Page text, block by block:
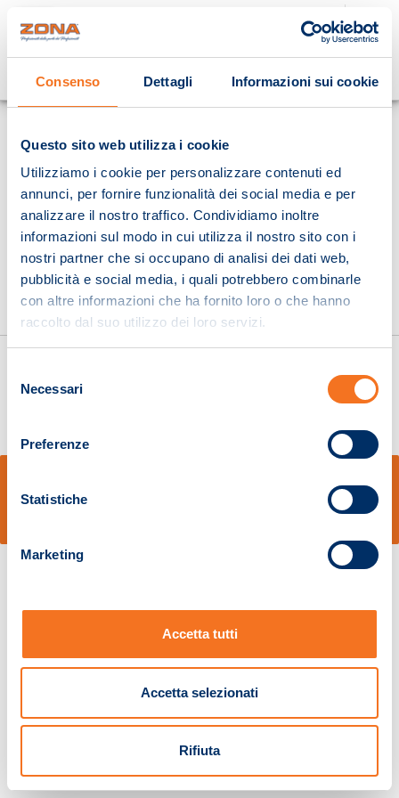
Consenso Dettagli Informazioni sui cookie
Questo sito web utilizza i cookie
Utilizziamo i cookie per personalizzare contenuti ed
annunci, per fornire funzionalità dei social media e per
analizzare il nostro traffico. Condividiamo inoltre
informazioni sul modo in cui utilizza il nostro sito con i
nostri partner che si occupano di analisi dei dati web,
pubblicità e social media, i quali potrebbero combinarle
con altre informazioni che ha fornito loro o che hanno
raccolto dal suo utilizzo dei loro servizi.
delNecessari
Preferenze
Statistiche
Marketing
Accetta tutti
Accetta selezionati
Rifiuta
Cosa stai cercando?
Pistoia 01680210505 – R.E.A. n.155974 - Cap.Soc. € 2.000.000,00 i.v. La
Società adotta il Codice Etico D.lgs. 231/01